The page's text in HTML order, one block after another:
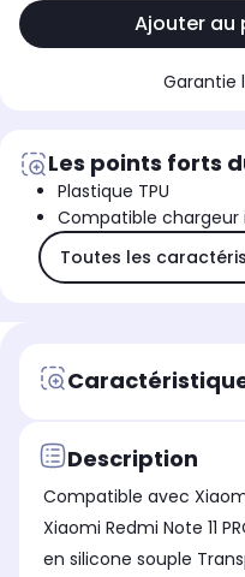
Ajouter au
Garantie
Les points forts
Plastique TPU
Compatible chargeur
Toutes les
Description
Compatible avec
Xiaomi Redmi Note 11
en silicone souple